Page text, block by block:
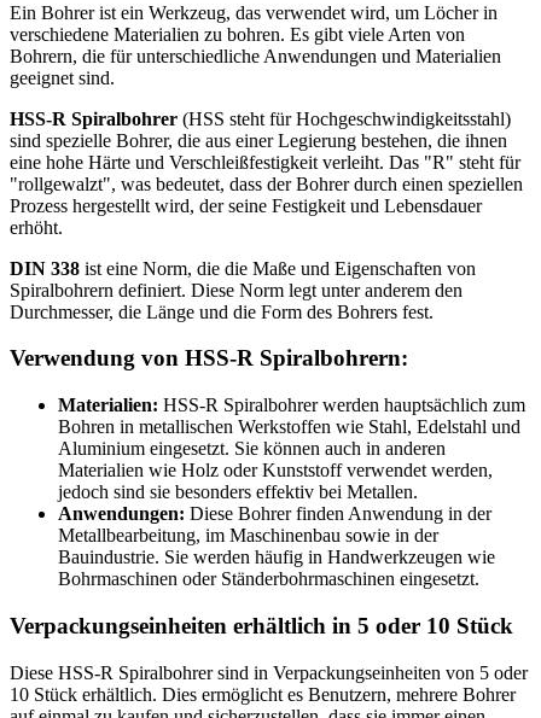
Ein Bohrer ist ein Werkzeug, das verwendet wird, um Löcher in
verschiedene Materialien zu bohren. Es gibt viele Arten von
Bohrern, die für unterschiedliche Anwendungen und Materialien
geeignet sind.
HSS-R Spiralbohrer (HSS steht für Hochgeschwindigkeitsstahl)
sind spezielle Bohrer, die aus einer Legierung bestehen, die ihnen
eine hohe Härte und Verschleißfestigkeit verleiht. Das "R" steht für
"rollgewalzt", was bedeutet, dass der Bohrer durch einen speziellen
Prozess hergestellt wird, der seine Festigkeit und Lebensdauer
erhöht.
DIN 338 ist eine Norm, die die Maße und Eigenschaften von
Spiralbohrern definiert. Diese Norm legt unter anderem den
Durchmesser, die Länge und die Form des Bohrers fest.
Verwendung von HSS-R Spiralbohrern:
Materialien: HSS-R Spiralbohrer werden hauptsächlich zum
Bohren in metallischen Werkstoffen wie Stahl, Edelstahl und
Aluminium eingesetzt. Sie können auch in anderen
Materialien wie Holz oder Kunststoff verwendet werden,
jedoch sind sie besonders effektiv bei Metallen.
Anwendungen: Diese Bohrer finden Anwendung in der
Metallbearbeitung, im Maschinenbau sowie in der
Bauindustrie. Sie werden häufig in Handwerkzeugen wie
Bohrmaschinen oder Ständerbohrmaschinen eingesetzt.
Verpackungseinheiten erhältlich in 5 oder 10 Stück
Diese HSS-R Spiralbohrer sind in Verpackungseinheiten von 5 oder
10 Stück erhältlich. Dies ermöglicht es Benutzern, mehrere Bohrer